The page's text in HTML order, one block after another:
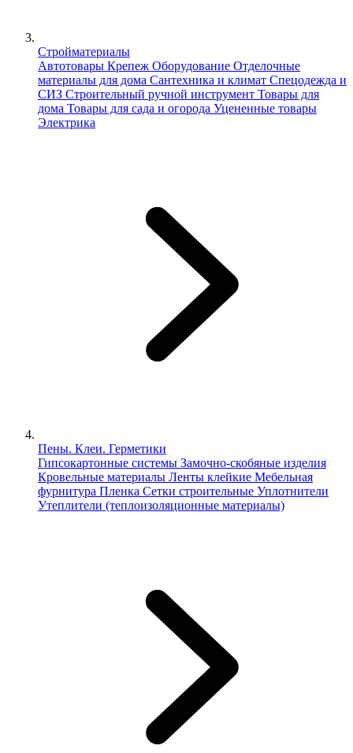
Стройматериалы
Автотовары Крепеж Оборудование Отделочные
материалы для дома Сантехника и климат Спецодежда и
СИЗ Строительный ручной инструмент Товары для
дома Товары для сада и огорода Уцененные товары
Электрика
Пены. Клеи. Герметики
Гипсокартонные системы Замочно-скобяные изделия
Кровельные материалы Ленты клейкие Мебельная
фурнитура Пленка Сетки строительные Уплотнители
Утеплители (теплоизоляционные материалы)